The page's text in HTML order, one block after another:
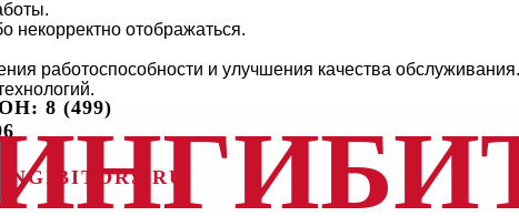
некорректно отображаться.
работоспособности и улучшения качества
8 (499)